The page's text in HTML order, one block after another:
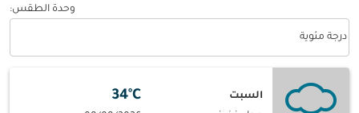
وحدة الطقس:
درجة مئوية
السبت
34°C